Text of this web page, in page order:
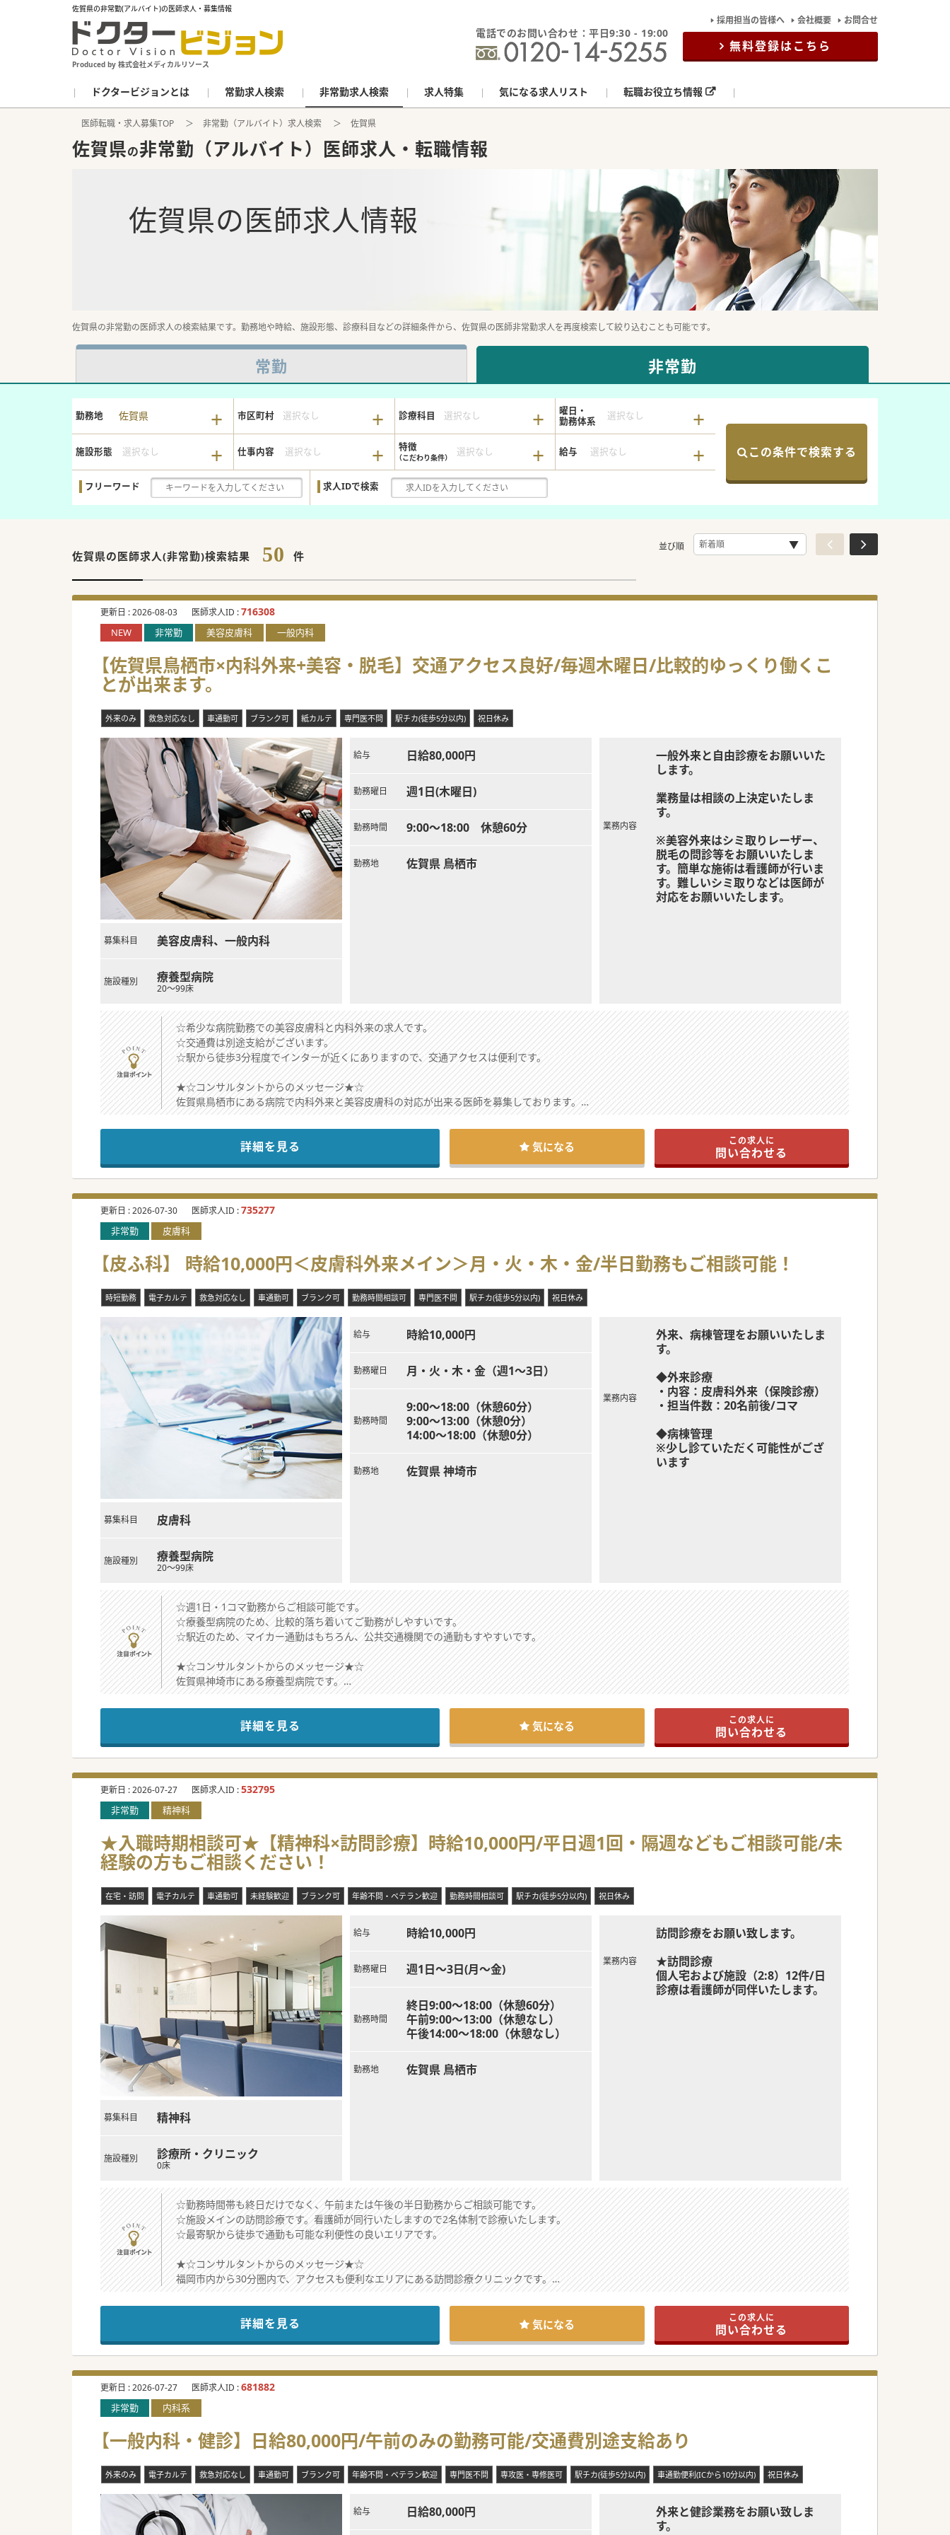
佐賀県の非常勤(アルバイト)の医師求人・募集情報
Produced by 株式会社メディカルリソース
電話でのお問い合わせ：平日9:30 - 19:00
採用担当の皆様へ 会社概要 お問合せ
無料登録はこちら
ドクタービジョンとは 常勤求人検索 非常勤求人検索 求人特集 気になる求人リスト 転職お役立ち情報
医師転職・求人募集TOP 非常勤（アルバイト）求人検索 佐賀県
佐賀県の非常勤（アルバイト）医師求人・転職情報
佐賀県の医師求人情報
佐賀県の非常勤の医師求人の検索結果です。勤務地や時給、施設形態、診療科目などの詳細条件から、佐賀県の医師非常勤求人を再度検索して絞り込むことも可能です。
常勤 非常勤
勤務地 佐賀県 市区町村 選択なし 診療科目 選択なし
曜日・
勤務体系
選択なし
施設形態 選択なし 仕事内容 選択なし 特徴 選択なし 給与 選択なし
フリーワード 求人IDで検索
この条件で検索する
佐賀県の医師求人(非常勤)検索結果 50 件
並び順
更新日 :2026-08-03 医師求人ID :716308
NEW 非常勤 美容皮膚科 一般内科
【佐賀県鳥栖市×内科外来+美容・脱毛】交通アクセス良好/毎週木曜日/比較的ゆっくり働くこ
とが出来ます。
外来のみ 救急対応なし 車通勤可 ブランク可 紙カルテ 専門医不問 駅チカ(徒歩5分以内) 祝日休み
募集科目 美容皮膚科、一般内科
施設種別 療養型病院
20～99床
給与 日給80,000円
勤務曜日 週1日(木曜日)
勤務時間 9:00～18:00 休憩60分
勤務地 佐賀県 鳥栖市
業務内容
一般外来と自由診療をお願いいた
します。
業務量は相談の上決定いたしま
す。
※美容外来はシミ取りレーザー、
脱毛の問診等をお願いいたしま
す。簡単な施術は看護師が行いま
す。難しいシミ取りなどは医師が
対応をお願いいたします。
☆希少な病院勤務での美容皮膚科と内科外来の求人です。
☆交通費は別途支給がございます。
☆駅から徒歩3分程度でインターが近くにありますので、交通アクセスは便利です。
★☆コンサルタントからのメッセージ★☆
佐賀県鳥栖市にある病院で内科外来と美容皮膚科の対応が出来る医師を募集しております。
経験年数等ではなく、仕事への取り組む姿勢や人格を重視する法人なので、
スタッフ間のコミュニケーションや連携は取りやすい雰囲気です。
少しでもご興味がございましたら、お気軽にお問合せください。
詳細を見る 気になる この求人に
問い合わせる
更新日 :2026-07-30 医師求人ID :735277
非常勤 皮膚科
【皮ふ科】 時給10,000円＜皮膚科外来メイン＞月・火・木・金/半日勤務もご相談可能！
時短勤務 電子カルテ 救急対応なし 車通勤可 ブランク可 勤務時間相談可 専門医不問 駅チカ(徒歩5分以内) 祝日休み
募集科目 皮膚科
施設種別 療養型病院
20～99床
給与 時給10,000円
勤務曜日 月・火・木・金（週1～3日）
勤務時間
9:00～18:00（休憩60分）
9:00～13:00（休憩0分）
14:00～18:00（休憩0分）
勤務地 佐賀県 神埼市
業務内容
外来、病棟管理をお願いいたしま
す。
◆外来診療
・内容：皮膚科外来（保険診療）
・担当件数：20名前後/コマ
◆病棟管理
※少し診ていただく可能性がござ
います
☆週1日・1コマ勤務からご相談可能です。
☆療養型病院のため、比較的落ち着いてご勤務がしやすいです。
☆駅近のため、マイカー通勤はもちろん、公共交通機関での通勤もすやすいです。
★☆コンサルタントからのメッセージ★☆
佐賀県神埼市にある療養型病院です。
最寄駅より徒歩で約5分のところにあるため、お車だけでなく、公共交通機関を利用した通勤も可能な医療機関です。
そのため、春日市・大野城市から久留米をはじめとする筑後エリアや、
佐賀市・小城市エリアにお住まいの先生には通勤便利で、アクセスがしやすいご就業先になります。
また、1日3.5時間以上ご勤務いただける場合には、始業・終業のお時間調整もご相談いただけます。
ぜひご検討ください！
詳細を見る 気になる この求人に
問い合わせる
更新日 :2026-07-27 医師求人ID :532795
非常勤 精神科
★入職時期相談可★【精神科×訪問診療】時給10,000円/平日週1回・隔週などもご相談可能/未
経験の方もご相談ください！
在宅・訪問 電子カルテ 車通勤可 未経験歓迎 ブランク可 年齢不問・ベテラン歓迎 勤務時間相談可 駅チカ(徒歩5分以内) 祝日休み
募集科目 精神科
施設種別 診療所・クリニック
0床
給与 時給10,000円
勤務曜日 週1日～3日(月～金)
勤務時間
終日9:00～18:00（休憩60分）
午前9:00～13:00（休憩なし）
午後14:00～18:00（休憩なし）
勤務地 佐賀県 鳥栖市
業務内容
訪問診療をお願い致します。
★訪問診療
個人宅および施設（2:8）12件/日
診療は看護師が同伴いたします。
☆勤務時間帯も終日だけでなく、午前または午後の半日勤務からご相談可能です。
☆施設メインの訪問診療です。看護師が同行いたしますので2名体制で診療いたします。
☆最寄駅から徒歩で通勤も可能な利便性の良いエリアです。
★☆コンサルタントからのメッセージ★☆
福岡市内から30分圏内で、アクセスも便利なエリアにある訪問診療クリニックです。
各科ご専門の先生がいらっしゃるため相談のしやすい環境です。
訪問診療未経験の先生も歓迎しておりますので、是非お気軽にお問合せ下さい。
詳細を見る 気になる この求人に
問い合わせる
更新日 :2026-07-27 医師求人ID :681882
非常勤 内科系
【一般内科・健診】日給80,000円/午前のみの勤務可能/交通費別途支給あり
外来のみ 電子カルテ 救急対応なし 車通勤可 ブランク可 年齢不問・ベテラン歓迎 専門医不問 専攻医・専修医可 駅チカ(徒歩5分以内) 車通勤便利(ICから10分以内) 祝日休み
給与 日給80,000円
外来と健診業務をお願い致しま
す。